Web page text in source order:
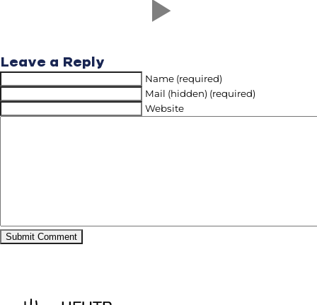
Leave a Reply
Name (required)
Mail (hidden) (required)
Website